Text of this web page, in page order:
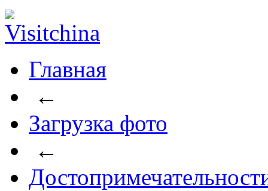
Главная
←
Загрузка фото
←